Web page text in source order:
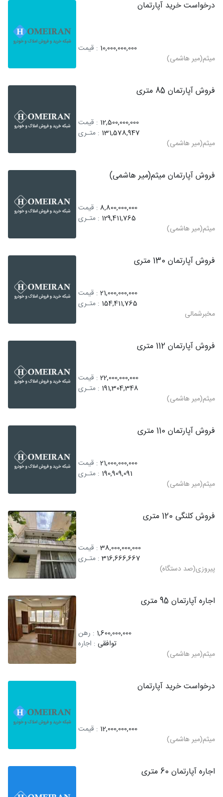
درخواست خرید آپارتمان
10,000,000,000 : قیمت
میثم(میر هاشمی)
فروش آپارتمان 85 متری
12,500,000,000 : قیمت
131,578,947 : متـری
میثم(میر هاشمی)
فروش آپارتمان میثم(میر هاشمی)
8,800,000,000 : قیمت
129,411,765 : متـری
میثم(میر هاشمی)
فروش آپارتمان 130 متری
21,000,000,000 : قیمت
154,411,765 : متـری
مخبرشمالی
فروش آپارتمان 112 متری
22,000,000,000 : قیمت
191,304,348 : متـری
میثم(میر هاشمی)
فروش آپارتمان 110 متری
21,000,000,000 : قیمت
190,909,091 : متـری
میثم(میر هاشمی)
فروش کلنگی 120 متری
38,000,000,000 : قیمت
316,666,667 : متـری
پیروزی(صد دستگاه)
اجاره آپارتمان 95 متری
1,600,000,000 : رهن
توافقی : اجاره
میثم(میر هاشمی)
درخواست خرید آپارتمان
12,000,000,000 : قیمت
میثم(میر هاشمی)
اجاره آپارتمان 60 متری